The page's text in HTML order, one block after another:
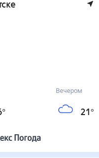
°
Вечером
21 °